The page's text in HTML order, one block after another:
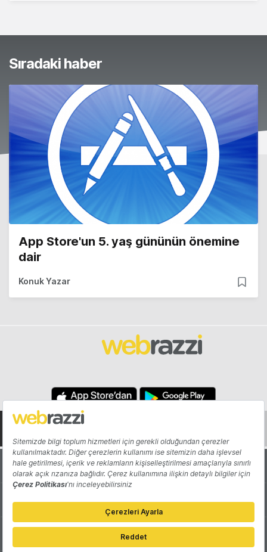
Sıradaki haber
App Store'un 5. yaş gününün önemine
dair
Konuk Yazar
Hakkında Yazarlar
Katkıda Bulun Reklam